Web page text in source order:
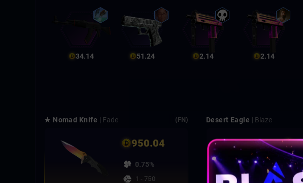
34.14 51.24 2.14 2.14
★ Nomad Knife | Fade (FN)
950.04
0.75%
1 - 750
Desert Eagle | Blaze